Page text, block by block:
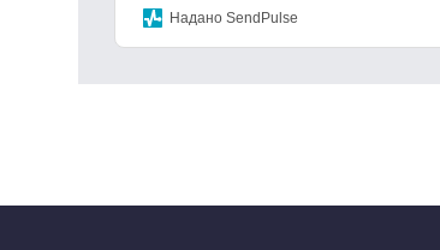
Надано SendPulse